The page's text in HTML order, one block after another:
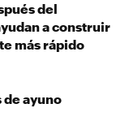
del
a construir
más rápido
de ayuno